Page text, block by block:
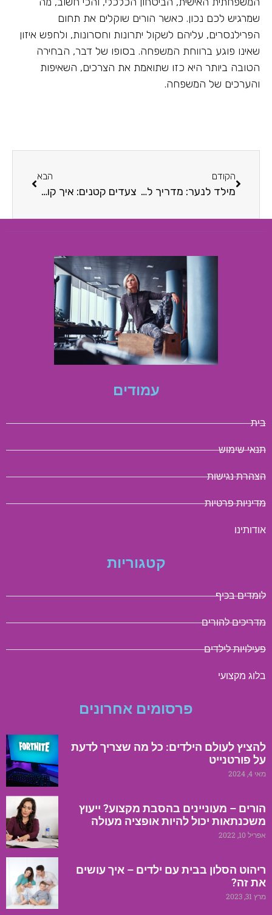
שמרגיש לכם נכון. כאשר הורים שוקלים את תחום
הפרילנסרים, עליהם לשקול יתרונות וחסרונות, ולחפש איזון
שאינו פוגע ברווחת המשפחה. בסופו של דבר, הבחירה
הטובה ביותר היא כזו שתואמת את הצרכים, השאיפות
והערכים של המשפחה.
הקודם
מילד לנער: מדריך לארגון בר מצווה בכותל
הבא
צעדים קטנים: איך קונים נעליים לילדים?
עמודים
בית
תנאי שימוש
הצהרת נגישות
מדיניות פרטיות
אודותינו
קטגוריות
לומדים בכיף
מדריכים להורים
פעילויות לילדים
בלוג מקצועי
פרסומים אחרונים
להציץ לעולם הילדים: כל מה שצריך לדעת
על פורטנייט
מאי 4, 2024
הורים – מעוניינים בהסבת מקצוע? ייעוץ
משכנתאות יכול להיות אופציה מעולה
אפריל 10, 2022
ריהוט הסלון בבית עם ילדים – איך עושים
את זה?
מרץ 31, 2023